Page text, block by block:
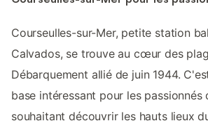
Courseulles-sur-Mer, petite station
Calvados, se trouve au cœur des
Débarquement allié de juin 1944.
base intéressant pour les passionnés
souhaitant découvrir les hauts lieux